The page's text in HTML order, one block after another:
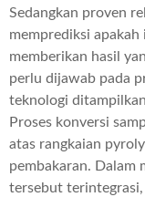
Sedangkan proven
memprediksi
memberikan hasil
perlu dijawab pada
teknologi
Proses konversi
atas rangkaian
pembakaran. Dalam
tersebut